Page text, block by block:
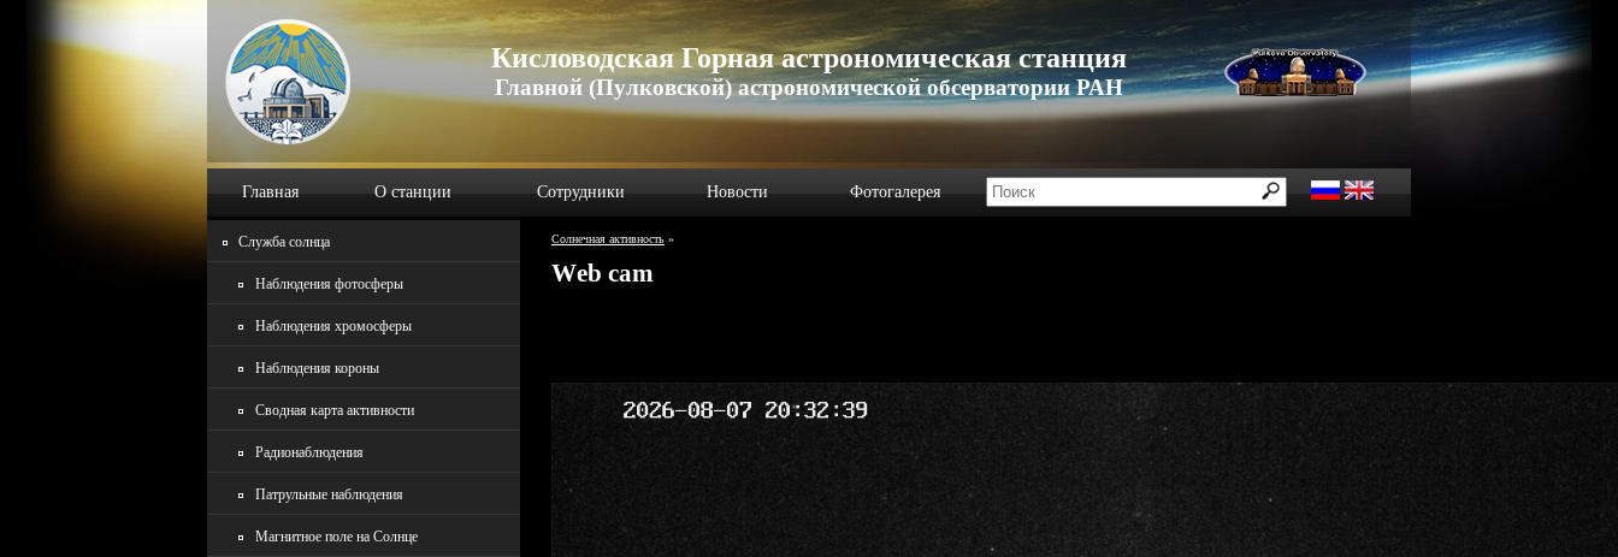
Кисловодская Горная астрономическая станция
Главной (Пулковской) астрономической обсерватории РАН
Главная О станции Сотрудники Новости Фотогалерея
Служба солнца
Наблюдения фотосферы
Наблюдения хромосферы
Наблюдения короны
Сводная карта активности
Радионаблюдения
Патрульные наблюдения
Магнитное поле на Солнце
Солнечная активность »
Wеb cam